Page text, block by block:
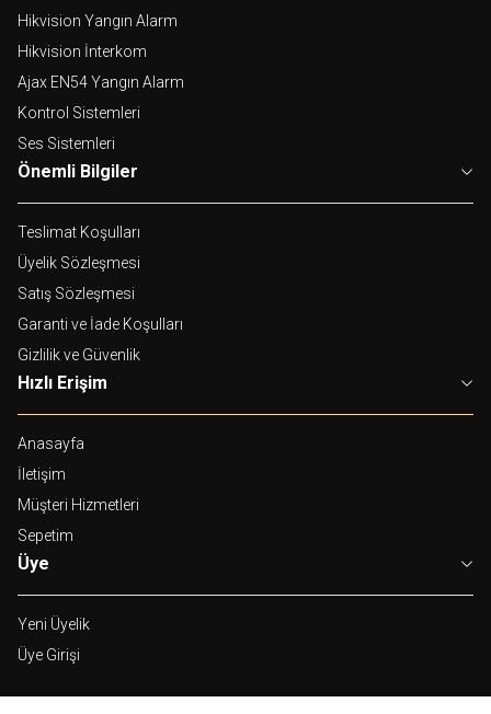
Hikvision Yangın Alarm
Hikvision İnterkom
Ajax EN54 Yangın Alarm
Kontrol Sistemleri
Ses Sistemleri
Önemli Bilgiler
Teslimat Koşulları
Üyelik Sözleşmesi
Satış Sözleşmesi
Garanti ve İade Koşulları
Gizlilik ve Güvenlik
Hızlı Erişim
Anasayfa
İletişim
Müşteri Hizmetleri
Sepetim
Üye
Yeni Üyelik
Üye Girişi